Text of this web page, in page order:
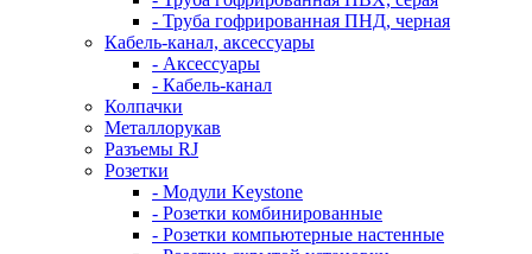
- Труба гофрированная ПНД, черная
Кабель-канал, аксессуары
- Аксессуары
- Кабель-канал
Колпачки
Металлорукав
Разъемы RJ
Розетки
- Модули Keystone
- Розетки комбинированные
- Розетки компьютерные настенные